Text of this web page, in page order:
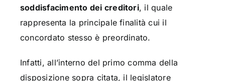
soddisfacimento dei creditori, il quale
rappresenta la principale finalità cui il
concordato stesso è preordinato.
Infatti, all’interno del primo comma della
disposizione sopra citata, il legislatore